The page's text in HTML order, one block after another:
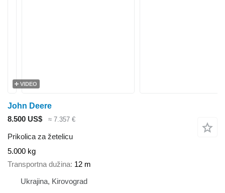
VIDEO
John Deere
8.500 US$
≈ 7.357 €
Prikolica za žetelicu
5.000 kg
Transportna dužina 12 m
Ukrajina, Kirovograd